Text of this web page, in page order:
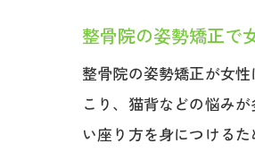
整骨院の姿勢矯正で
整骨院の姿勢矯正が女
こり、猫背などの悩み
い座り方を身につける